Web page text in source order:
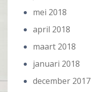
mei 2018
april 2018
maart 2018
januari 2018
december 2017